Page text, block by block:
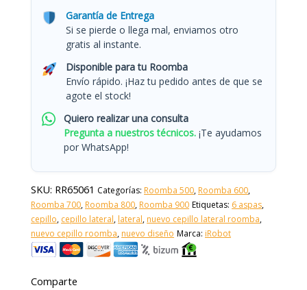
Garantía de Entrega
Si se pierde o llega mal, enviamos otro
gratis al instante.
Disponible para tu Roomba
Envío rápido. ¡Haz tu pedido antes de que se
agote el stock!
Quiero realizar una consulta
Pregunta a nuestros técnicos. ¡Te ayudamos
por WhatsApp!
SKU: RR65061 Categorías: Roomba 500, Roomba 600,
Roomba 700, Roomba 800, Roomba 900 Etiquetas: 6 aspas,
cepillo, cepillo lateral, lateral, nuevo cepillo lateral roomba,
nuevo cepillo roomba, nuevo diseño Marca: iRobot
Comparte